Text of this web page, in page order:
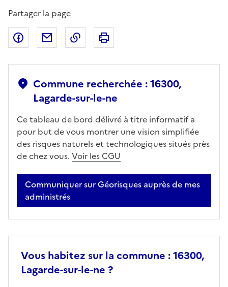
Partager la page
Partager sur Facebook
Partager par emailCopier dans le presse-papier
Commune recherchée : 16300,
Lagarde-sur-le-ne
Ce tableau de bord délivré à titre informatif a
pour but de vous montrer une vision simplifiée
des risques naturels et technologiques situés près
de chez vous. Voir les CGU
Communiquer sur Géorisques auprès de mes
administrés
Vous habitez sur la commune : 16300,
Lagarde-sur-le-ne ?